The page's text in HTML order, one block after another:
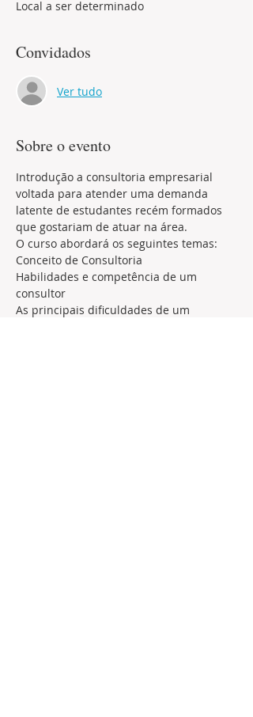
Local a ser determinado
Convidados
Ver tudo
Sobre o evento
Introdução a consultoria empresarial
voltada para atender uma demanda
latente de estudantes recém formados
que gostariam de atuar na área.
O curso abordará os seguintes temas:
Conceito de Consultoria
Habilidades e competência de um
consultor
As principais dificuldades de um